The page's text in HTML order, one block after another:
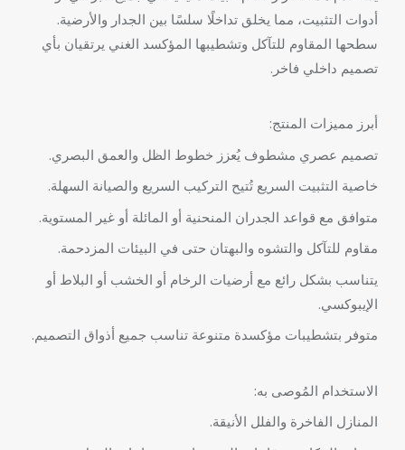
أدوات التثبيت، مما يخلق تداخلًا سلسًا بين الجدار والأرضية.
سطحها المقاوم للتآكل وتشطيبها المؤكسد الغني يرتقيان بأي
تصميم داخلي فاخر.
أبرز مميزات المنتج:
تصميم عصري مشطوف يُعزز خطوط الظل والعمق البصري.
خاصية التثبيت السريع تُتيح التركيب السريع والصيانة السهلة.
متوافق مع قواعد الجدران المنحنية أو المائلة أو غير المستوية.
مقاوم للتآكل والتشوه والبهتان حتى في البيئات المزدحمة.
يتناسب بشكل رائع مع أرضيات الرخام أو الخشب أو البلاط أو
الإيبوكسي.
متوفر بتشطيبات مؤكسدة متنوعة تناسب جميع أذواق التصميم.
الاستخدام المُوصى به:
المنازل الفاخرة والفلل الأنيقة.